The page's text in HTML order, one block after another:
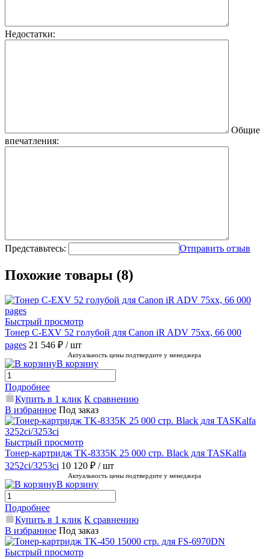
Недостатки:
Общие
впечатления:
Представьтесь: Отправить отзыв
Похожие товары (8)
Быстрый просмотр
Тонер C-EXV 52 голубой для Canon iR ADV 75хх, 66 000
pages 21 546 ₽ / шт
Актуальность цены подтвердите у менеджера
В корзину
Подробнее
Купить в 1 клик К сравнению
В избранное Под заказ
Быстрый просмотр
Тонер-картридж TK-8335K 25 000 стр. Black для TASKalfa
3252ci/3253ci 10 120 ₽ / шт
Актуальность цены подтвердите у менеджера
В корзину
Подробнее
Купить в 1 клик К сравнению
В избранное Под заказ
Быстрый просмотр